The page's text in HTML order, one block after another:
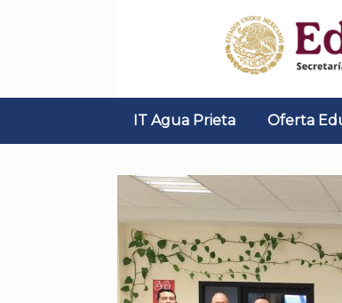
IT Agua Prieta Oferta